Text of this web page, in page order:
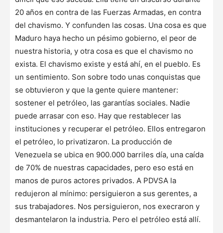
20 años en contra de las Fuerzas Armadas, en contra
del chavismo. Y confunden las cosas. Una cosa es que
Maduro haya hecho un pésimo gobierno, el peor de
nuestra historia, y otra cosa es que el chavismo no
exista. El chavismo existe y está ahí, en el pueblo. Es
un sentimiento. Son sobre todo unas conquistas que
se obtuvieron y que la gente quiere mantener:
sostener el petróleo, las garantías sociales. Nadie
puede arrasar con eso. Hay que restablecer las
instituciones y recuperar el petróleo. Ellos entregaron
el petróleo, lo privatizaron. La producción de
Venezuela se ubica en 900.000 barriles día, una caída
de 70% de nuestras capacidades, pero eso está en
manos de puros actores privados. A PDVSA la
redujeron al mínimo: persiguieron a sus gerentes, a
sus trabajadores. Nos persiguieron, nos execraron y
desmantelaron la industria. Pero el petróleo está allí.